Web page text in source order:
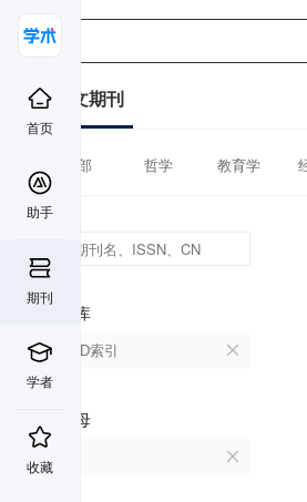
首页
助手
期刊
学者
收藏
中文期刊
全部 哲学 教育学
数据库
CSCD索引
首字母